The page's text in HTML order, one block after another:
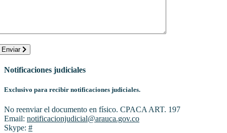
Enviar
Notificaciones judiciales
Exclusivo para recibir notificaciones judiciales.
No reenviar el documento en físico. CPACA ART. 197
Email: notificacionjudicial@arauca.gov.co
Skype: #